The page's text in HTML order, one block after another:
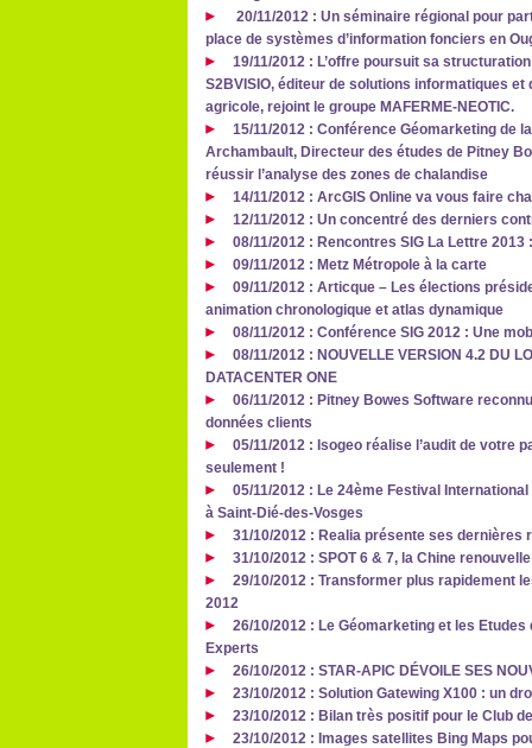
20/11/2012 : Un séminaire régional pour
place de systèmes d’information fonciers en
19/11/2012 : L’offre poursuit sa
S2BVISIO, éditeur de solutions informatiques et
agricole, rejoint le groupe MAFERME-NEOTIC.
15/11/2012 : Conférence Géomarketing de
Archambault, Directeur des études de Pitney
réussir l’analyse des zones de chalandise
14/11/2012 : ArcGIS Online va vous faire
12/11/2012 : Un concentré des derniers
08/11/2012 : Rencontres SIG La Lettre
09/11/2012 : Metz Métropole à la carte
09/11/2012 : Articque – Les élections
animation chronologique et atlas dynamique
08/11/2012 : Conférence SIG 2012 : Une
08/11/2012 : NOUVELLE VERSION 4.2 DU
DATACENTER ONE
06/11/2012 : Pitney Bowes Software
données clients
05/11/2012 : Isogeo réalise l’audit de votre
seulement !
05/11/2012 : Le 24ème Festival
à Saint-Dié-des-Vosges
31/10/2012 : Realia présente ses dernières
31/10/2012 : SPOT 6 & 7, la Chine
29/10/2012 : Transformer plus rapidement
2012
26/10/2012 : Le Géomarketing et les
Experts
26/10/2012 : STAR-APIC DÉVOILE SES
23/10/2012 : Solution Gatewing X100 : un
23/10/2012 : Bilan très positif pour le Club
23/10/2012 : Images satellites Bing Maps